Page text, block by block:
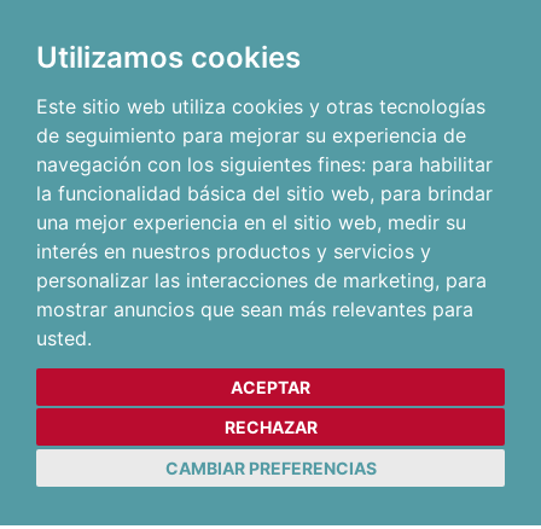
Utilizamos cookies
Este sitio web utiliza cookies y otras tecnologías
de seguimiento para mejorar su experiencia de
navegación con los siguientes fines: para habilitar
la funcionalidad básica del sitio web, para brindar
una mejor experiencia en el sitio web, medir su
interés en nuestros productos y servicios y
personalizar las interacciones de marketing, para
mostrar anuncios que sean más relevantes para
usted.
ACEPTAR
RECHAZAR
CAMBIAR PREFERENCIAS